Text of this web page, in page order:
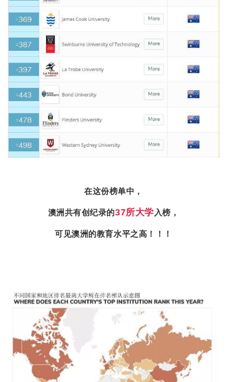
在这份榜单中，
澳洲共有创纪录的37所大学 入榜，
可见澳洲的教育水平之高！！！